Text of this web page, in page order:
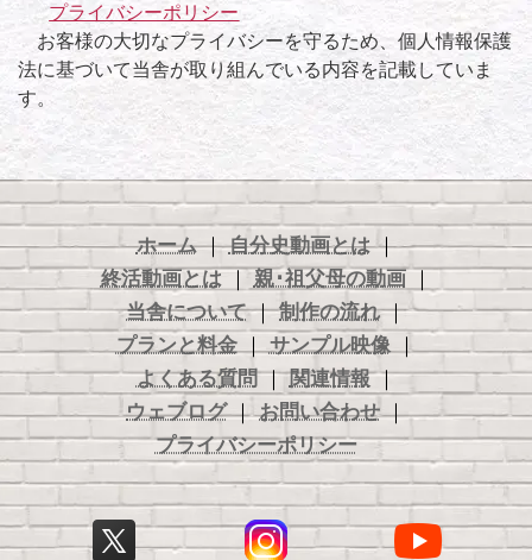
プライバシーポリシー
お客様の大切なプライバシーを守るため、個人情報保護
法に基づいて当舎が取り組んでいる内容を記載していま
す。
ホーム｜自分史動画とは｜
終活動画とは｜親･祖父母の動画｜
当舎について｜制作の流れ｜
プランと料金｜サンプル映像｜
よくある質問｜関連情報｜
ウェブログ｜お問い合わせ｜
プライバシーポリシー